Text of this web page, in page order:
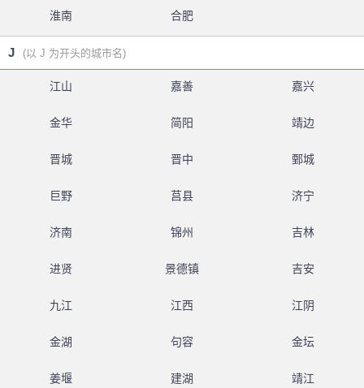
淮南 合肥
J (以 J 为开头的城市名)
江山 嘉善 嘉兴
金华 简阳 靖边
晋城 晋中 鄄城
巨野 莒县 济宁
济南 锦州 吉林
进贤 景德镇 吉安
九江 江西 江阴
金湖 句容 金坛
姜堰 建湖 靖江